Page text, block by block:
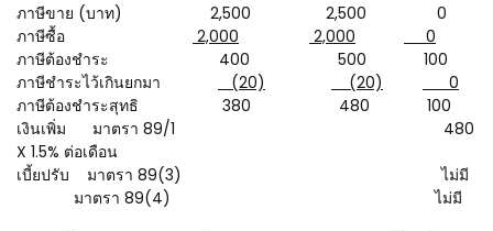
ภาษีขาย (บาท) 2,500 2,500 0
ภาษีซื้อ
2,000 2,000
0
ภาษีต้องชำระ 400 500 100
ภาษีชำระไว้เกินยกมา
(20) (20)
0
ภาษีต้องชำระสุทธิ 380 480 100
เงินเพิ่ม มาตรา 89/1 480
X 1.5% ต่อเดือน
เบี้ยปรับ มาตรา 89(3) ไม่มี
มาตรา 89(4) ไม่มี